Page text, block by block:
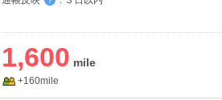
1,600
+160mile